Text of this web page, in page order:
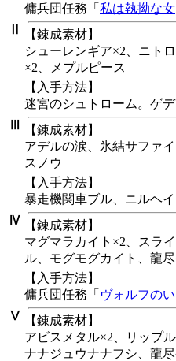
傭兵団任務「 私は執拗な女
【錬成素材】
シューレンギア×2、ニト
×2、メプルピース
【入手方法】
迷宮のシュトローム。ゲ
【錬成素材】
アデルの涙、氷結サファ
スノウ
Ⅳ
【入手方法】
暴走機関車ブル、ニルヘ
【錬成素材】
マグマラカイト×2、スラ
ル、モグモグカイト、龍
Ⅴ
【入手方法】
傭兵団任務「 ヴォルフの
【錬成素材】
アビスメタル×2、リップ
ナナジュウナナフシ、龍